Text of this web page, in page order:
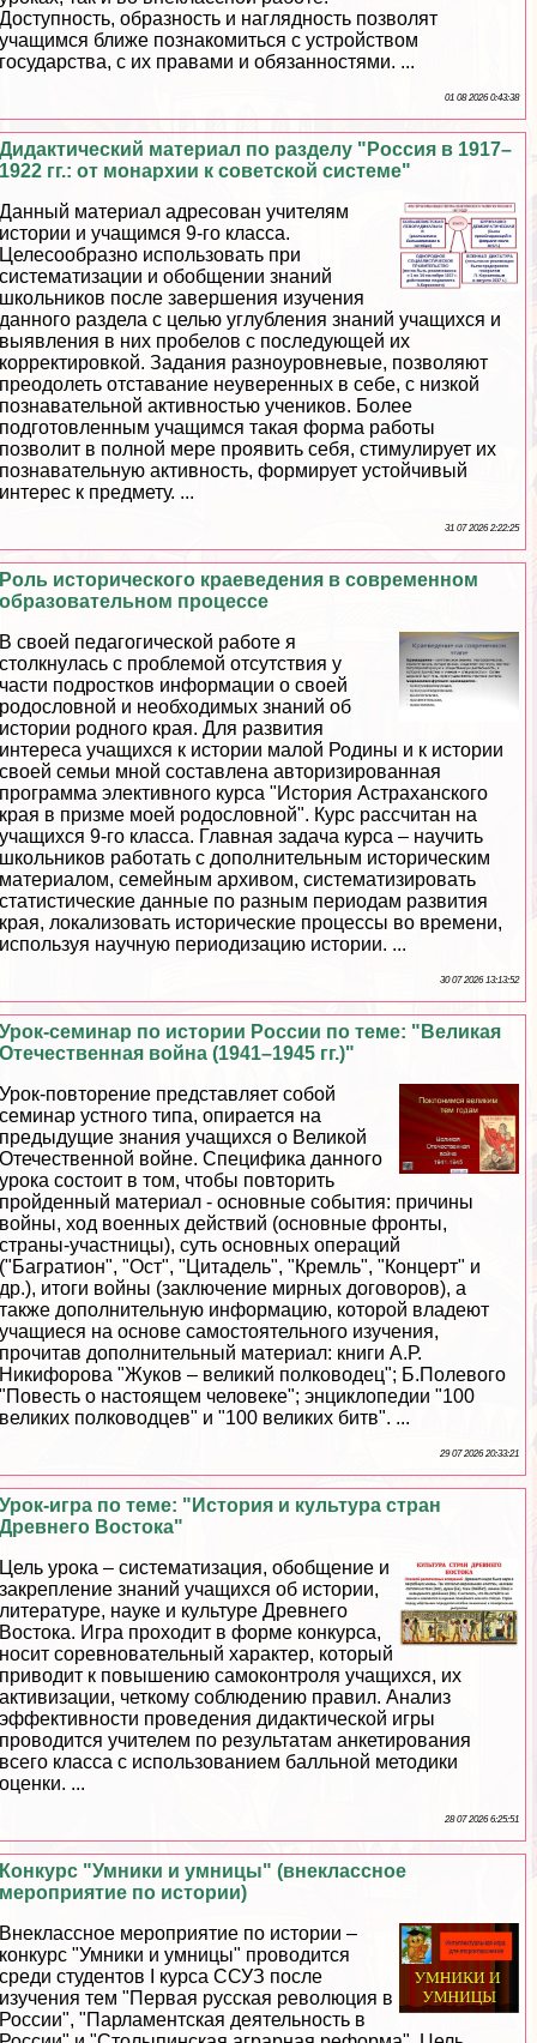
Доступность, образность и наглядность позволят
учащимся ближе познакомиться с устройством
государства, с их правами и обязанностями. ...
01 08 2026 0:43:38
Дидактический материал по разделу "Россия в 1917–
1922 гг.: от монархии к советской системе"
Данный материал адресован учителям
истории и учащимся 9-го класса.
Целесообразно использовать при
систематизации и обобщении знаний
школьников после завершения изучения
данного раздела с целью углубления знаний учащихся и
выявления в них пробелов с последующей их
корректировкой. Задания разноуровневые, позволяют
преодолеть отставание неуверенных в себе, с низкой
познавательной активностью учеников. Более
подготовленным учащимся такая форма работы
позволит в полной мере проявить себя, стимулирует их
познавательную активность, формирует устойчивый
интерес к предмету. ...
31 07 2026 2:22:25
Роль исторического краеведения в современном
образовательном процессе
В своей педагогической работе я
столкнулась с проблемой отсутствия у
части подростков информации о своей
родословной и необходимых знаний об
истории родного края. Для развития
интереса учащихся к истории малой Родины и к истории
своей семьи мной составлена авторизированная
программа элективного курса "История Астpaxaнского
края в призме моей родословной". Курс рассчитан на
учащихся 9-го класса. Главная задача курса – научить
школьников работать с дополнительным историческим
материалом, семейным архивом, систематизировать
статистические данные по разным периодам развития
края, локализовать исторические процессы во времени,
используя научную периодизацию истории. ...
30 07 2026 13:13:52
Урок-семинар по истории России по теме: "Великая
Отечественная война (1941–1945 гг.)"
Урок-повторение представляет собой
семинар устного типа, опирается на
предыдущие знания учащихся о Великой
Отечественной войне. Специфика данного
урока состоит в том, чтобы повторить
пройденный материал - основные события: причины
войны, ход военных действий (основные фронты,
страны-участницы), суть основных операций
("Багратион", "Ост", "Цитадель", "Кремль", "Концерт" и
др.), итоги войны (заключение мирных договоров), а
также дополнительную информацию, которой владеют
учащиеся на основе самостоятельного изучения,
прочитав дополнительный материал: книги А.Р.
Никифорова "Жуков – великий полководец"; Б.Полевого
"Повесть о настоящем человеке"; энциклопедии "100
великих полководцев" и "100 великих битв". ...
29 07 2026 20:33:21
Урок-игра по теме: "История и культура стран
Древнего Востока"
Цель урока – систематизация, обобщение и
закрепление знаний учащихся об истории,
литературе, науке и культуре Древнего
Востока. Игра проходит в форме конкурса,
носит соревновательный хаpaктер, который
приводит к повышению самоконтроля учащихся, их
активизации, четкому соблюдению правил. Анализ
эффективности проведения дидактической игры
проводится учителем по результатам анкетирования
всего класса с использованием балльной методики
оценки. ...
28 07 2026 6:25:51
Конкурс "Умники и умницы" (внеклассное
мероприятие по истории)
Внеклассное мероприятие по истории –
конкурс "Умники и умницы" проводится
среди студентов I курса ССУЗ после
изучения тем "Первая русская революция в
России", "Парламентская деятельность в